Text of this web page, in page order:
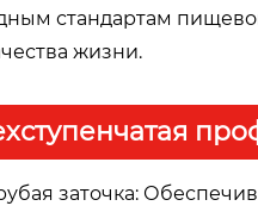
стандартам
жизни.
заточка: